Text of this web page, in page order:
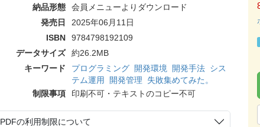
納品形態
会員メニューよりダウンロード
発売日
2025年06月11日
ISBN
9784798192109
データサイズ
約26.2MB
キーワード
プログラミング 開発環境 開発手法 シス
テム運用
開発管理
失敗集めてみた。
制限事項
印刷不可・テキストのコピー不可
PDFの利用制限について